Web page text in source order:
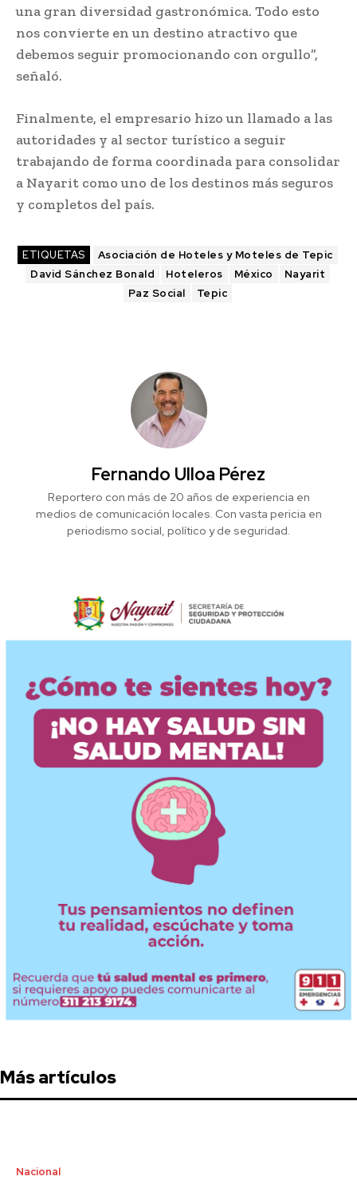
una gran diversidad gastronómica. Todo esto
nos convierte en un destino atractivo que
debemos seguir promocionando con orgullo”,
señaló.
Finalmente, el empresario hizo un llamado a las
autoridades y al sector turístico a seguir
trabajando de forma coordinada para consolidar
a Nayarit como uno de los destinos más seguros
y completos del país.
ETIQUETAS
Asociación de Hoteles y Moteles de Tepic
David Sánchez Bonald
Hoteleros México
Nayarit
Paz Social
Tepic
Fernando Ulloa Pérez
Reportero con más de 20 años de experiencia en
medios de comunicación locales. Con vasta pericia en
periodismo social, político y de seguridad.
Más artículos
Nacional